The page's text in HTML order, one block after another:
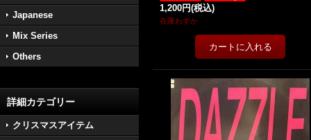
Japanese
Mix Series
Others
詳細カテゴリー
クリスマスアイテム
1,200円(税込)
在庫わずか